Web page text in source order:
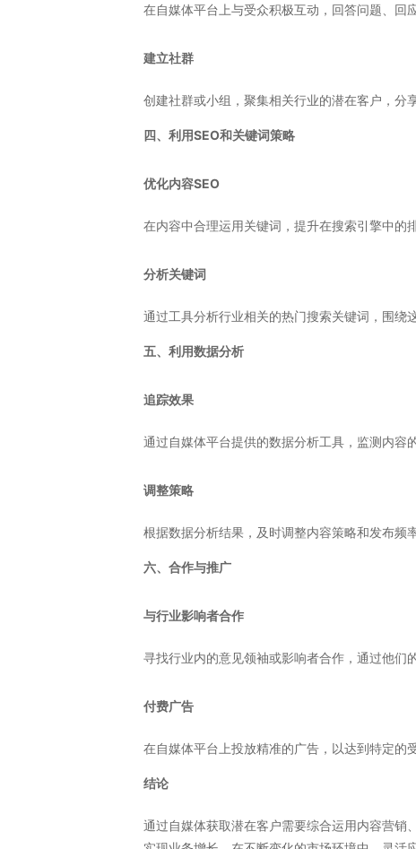
在自媒体平台上与受众积极互动，回答问题、回
建立社群
创建社群或小组，聚集相关行业的潜在客户，分
四、利用SEO和关键词策略
优化内容SEO
在内容中合理运用关键词，提升在搜索引擎中的
分析关键词
通过工具分析行业相关的热门搜索关键词，围绕
五、利用数据分析
追踪效果
通过自媒体平台提供的数据分析工具，监测内容
调整策略
根据数据分析结果，及时调整内容策略和发布频
六、合作与推广
与行业影响者合作
寻找行业内的意见领袖或影响者合作，通过他们
付费广告
在自媒体平台上投放精准的广告，以达到特定的
结论
通过自媒体获取潜在客户需要综合运用内容营销